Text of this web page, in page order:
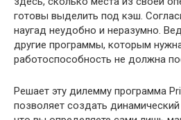
готовы выделить под кэш.
наугад неудобно и неразумно.
другие программы, которым
работоспособность не должна
Решает эту дилемму программа
позволяет создать